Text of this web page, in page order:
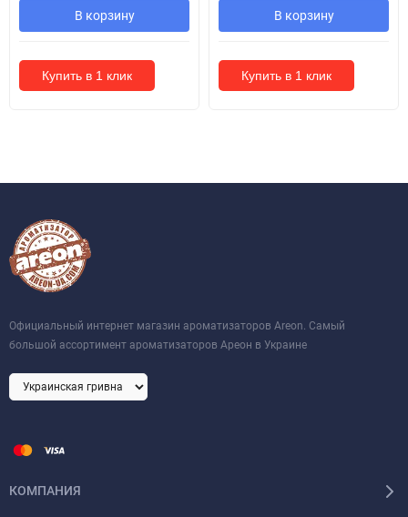
В корзину
Купить в 1 клик
В корзину
Купить в 1 клик
Официальный интернет магазин ароматизаторов Areon. Самый
большой ассортимент ароматизаторов Ареон в Украине
КОМПАНИЯ